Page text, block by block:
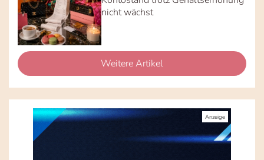
nicht wächst
Weitere Artikel